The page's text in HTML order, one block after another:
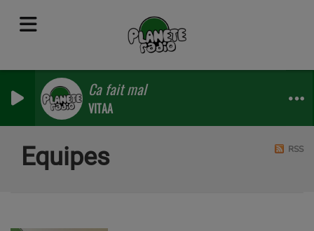
Ca fait mal
VITAA
Equipes RSS